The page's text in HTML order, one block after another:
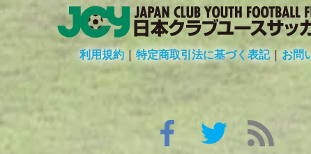
利用規約 | 特定商取引法に基づく表記|お問